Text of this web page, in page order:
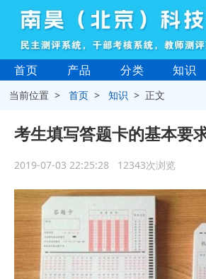
首页 产品 分类 知识
当前位置 >首页 >知识 > 正文
考生填写答题卡的基本要
2019-07-03 22:25:28 12343次浏览